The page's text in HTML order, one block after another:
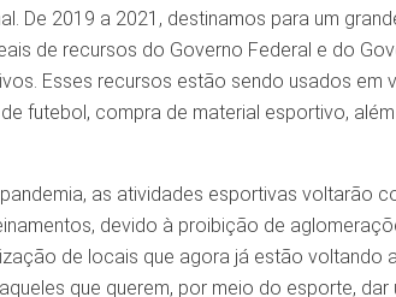
De 2019 a 2021, destinamos para um
de recursos do Governo Federal e do
Esses recursos estão sendo usados em
futebol, compra de material esportivo,
as atividades esportivas voltarão
devido à proibição de
de locais que agora já estão voltando
que querem, por meio do esporte, dar